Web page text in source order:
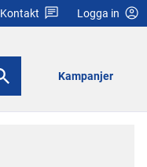
Kontakt Logga in
Kampanjer